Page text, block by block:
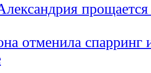
отменила спарринг